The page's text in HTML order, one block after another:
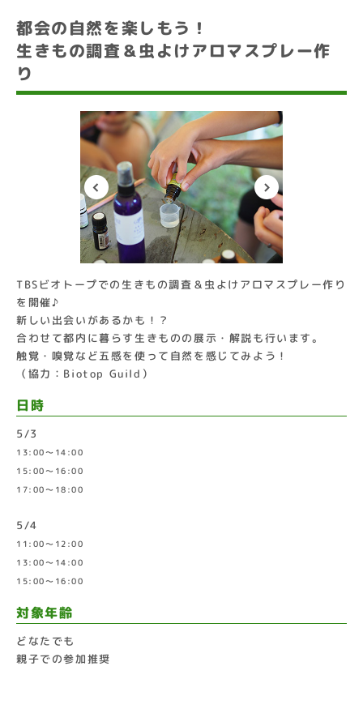
都会の自然を楽しもう！
生きもの調査＆虫よけアロマスプレー作
り
TBSビオトープでの生きもの調査＆虫よけアロマスプレー作り
を開催♪
新しい出会いがあるかも！？
合わせて都内に暮らす生きものの展示・解説も行います。
触覚・嗅覚など五感を使って自然を感じてみよう！
（協力：Biotop Guild）
日時
5/3
13:00～14:00
15:00～16:00
17:00～18:00
5/4
11:00～12:00
13:00～14:00
15:00～16:00
対象年齢
どなたでも
親子での参加推奨